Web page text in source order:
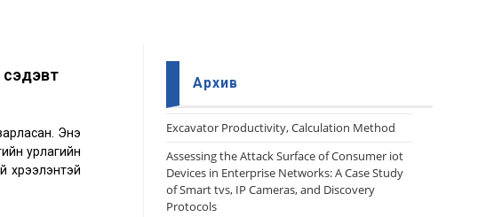
сэдэвт
Энэ
урлагийн
Архив
Еxcavator Productivity, Calculation Method
Assessing the Attack Surface of Consumer iot
Devices in Enterprise Networks: A Case Study
of Smart tvs, IP Cameras, and Discovery
Protocols